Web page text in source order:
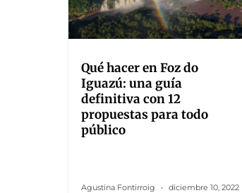
Qué hacer en Foz do
Iguazú: una guía
definitiva con 12
propuestas para todo
público
Agustina Fontirroig diciembre 10, 2022